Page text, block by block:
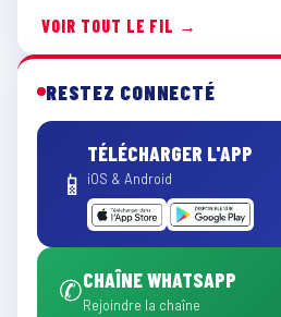
VOIR TOUT LE FIL →
RESTEZ CONNECTÉ
📱
TÉLÉCHARGER L'APP
iOS & Android
✆CHAÎNE WHATSAPP
Rejoindre la chaîne